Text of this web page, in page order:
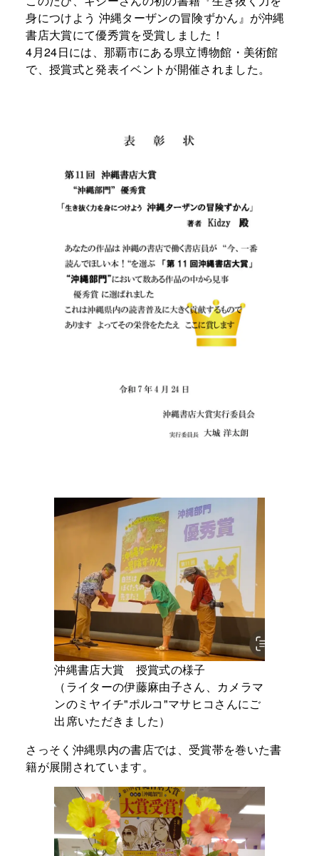
身につけよう 沖縄ターザンの冒険ずかん』が沖縄
書店大賞にて優秀賞を受賞しました！
4月24日には、那覇市にある県立博物館・美術館
で、授賞式と発表イベントが開催されました。
沖縄書店大賞 授賞式の様子
（ライターの伊藤麻由子さん、カメラマ
ンのミヤイチ"ポルコ"マサヒコさんにご
出席いただきました）
さっそく沖縄県内の書店では、受賞帯を巻いた書
籍が展開されています。